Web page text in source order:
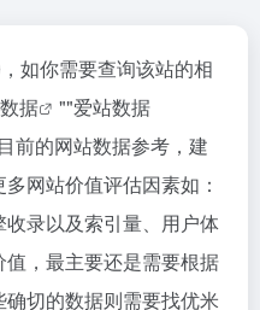
如你需要查询该站的相
据 ""爱站数据
前的网站数据参考，建
网站价值评估因素如：
录以及索引量、用户体
，最主要还是需要根据
切的数据则需要找优米